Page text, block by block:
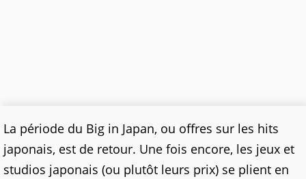
La période du Big in Japan, ou offres sur les hits
japonais, est de retour. Une fois encore, les jeux et
studios japonais (ou plutôt leurs prix) se plient en